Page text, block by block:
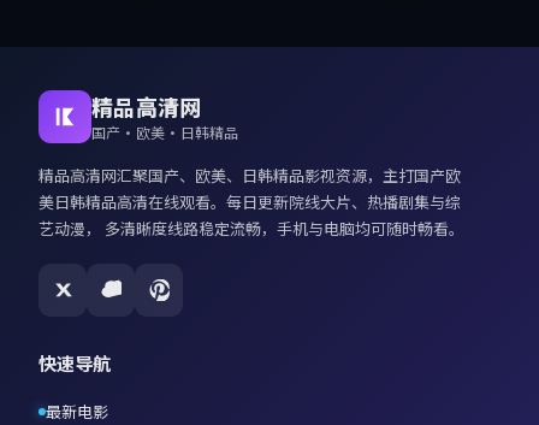
精品高清网
国产·欧美·日韩精品
精品高清网汇聚国产、欧美、日韩精品影视资源，主打国产欧
美日韩精品高清在线观看。每日更新院线大片、热播剧集与综
艺动漫， 多清晰度线路稳定流畅，手机与电脑均可随时畅看。
快速导航
最新电影